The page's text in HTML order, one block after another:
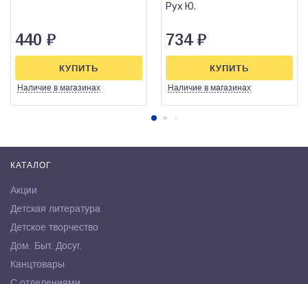
440 ₽
Наличие в магазинах
КУПИТЬ
Рух Ю.
734 ₽
Наличие в магазинах
КУПИТЬ
КАТАЛОГ
Акции
Детская литература
Детское творчество
Дом. Быт. Досуг.
Канцтовары